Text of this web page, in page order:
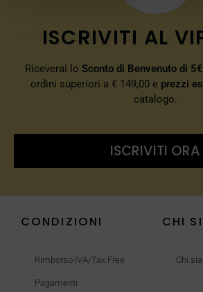
ISCRIVITI AL
Riceverai lo Sconto di Benvenuto di 5€
ordini superiori a € 149,00 e prezzi
catalogo.
ISCRIVITI ORA
CONDIZIONI
Rimborso IVA/Tax Free
Pagamenti
CHI
Chi